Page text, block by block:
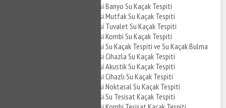
Esenyurt Fatih Mahallesi Banyo Su Kaçak Tespiti
Esenyurt Fatih Mahallesi Mutfak Su Kaçak Tespiti
Esenyurt Fatih Mahallesi Tuvalet Su Kaçak Tespiti
Esenyurt Fatih Mahallesi Kombi Su Kaçak Tespiti
Esenyurt Fatih Mahallesi Su Kaçak Tespiti ve Su Kaçak Bulma
Esenyurt Fatih Mahallesi Cihazla Su Kaçak Tespiti
Esenyurt Fatih Mahallesi Akustik Su Kaçak Tespiti
Esenyurt Fatih Mahallesi Cihazlı Su Kaçak Tespiti
Esenyurt Fatih Mahallesi Noktasal Su Kaçak Tespiti
Esenyurt Fatih Mahallesi Su Tesisat Kaçak Tespiti